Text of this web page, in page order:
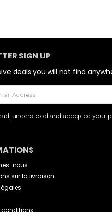
SIGN UP
deals you will not find
understood and accepted your
nous
sur la livraison
conditions